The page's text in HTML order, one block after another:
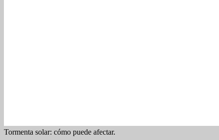
Tormenta solar: cómo puede afectar.